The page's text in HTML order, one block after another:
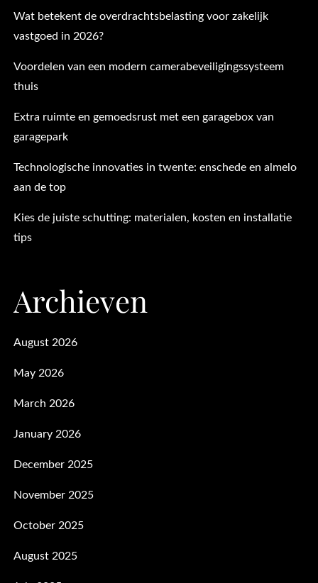
Wat betekent de overdrachtsbelasting voor zakelijk
vastgoed in 2026?
Voordelen van een modern camerabeveiligingssysteem
thuis
Extra ruimte en gemoedsrust met een garagebox van
garagepark
Technologische innovaties in twente: enschede en almelo
aan de top
Kies de juiste schutting: materialen, kosten en installatie
tips
Archieven
August 2026
May 2026
March 2026
January 2026
December 2025
November 2025
October 2025
August 2025